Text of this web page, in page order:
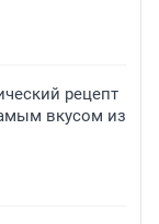
рецепт
вкусом из